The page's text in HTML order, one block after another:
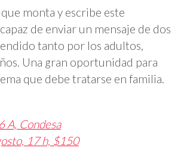
monta y escribe este
de enviar un mensaje de dos
tanto por los adultos,
Una gran oportunidad para
que debe tratarse en familia.
A, Condesa
17 h, $150